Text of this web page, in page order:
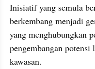
Inisiatif yang semula
berkembang menjadi
yang menghubungkan
pengembangan
kawasan.